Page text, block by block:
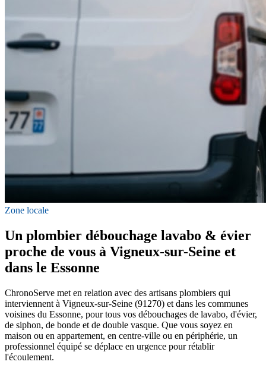
Zone locale
Un plombier débouchage lavabo & évier
proche de vous à Vigneux-sur-Seine et
dans le Essonne
ChronoServe met en relation avec des artisans plombiers qui
interviennent à Vigneux-sur-Seine (91270) et dans les communes
voisines du Essonne, pour tous vos débouchages de lavabo, d'évier,
de siphon, de bonde et de double vasque. Que vous soyez en
maison ou en appartement, en centre-ville ou en périphérie, un
professionnel équipé se déplace en urgence pour rétablir
l'écoulement.